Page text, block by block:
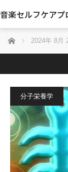
音楽セルフケアプ
ホーム 2024年 8月
分子栄養学